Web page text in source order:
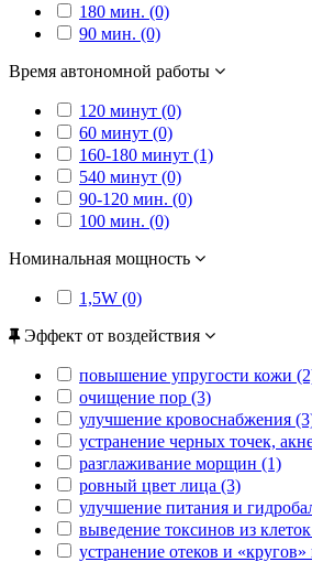
180 мин. (0)
90 мин. (0)
Время автономной работы
120 минут (0)
60 минут (0)
160-180 минут (1)
540 минут (0)
90-120 мин. (0)
100 мин. (0)
Номинальная мощность
1,5W (0)
Эффект от воздействия
повышение упругости кожи
очищение пор (3)
улучшение кровоснабжения
устранение черных точек,
разглаживание морщин (1)
ровный цвет лица (3)
улучшение питания и
выведение токсинов из
устранение отеков и